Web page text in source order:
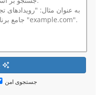
جستجوی امن